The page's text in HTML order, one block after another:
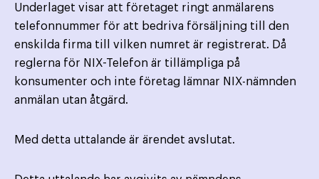
Underlaget visar att företaget ringt anmälarens
telefonnummer för att bedriva försäljning till den
enskilda firma till vilken numret är registrerat. Då
reglerna för NIX-Telefon är tillämpliga på
konsumenter och inte företag lämnar NIX-nämnden
anmälan utan åtgärd.
Med detta uttalande är ärendet avslutat.